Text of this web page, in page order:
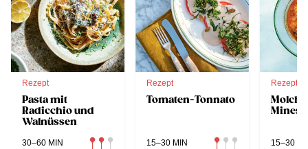
Rezept
Pasta mit
Radicchio und
Walnüssen
30–60 MIN
Rezept
Tomaten-Tonnato
15–30 MIN
Rezept
15–30